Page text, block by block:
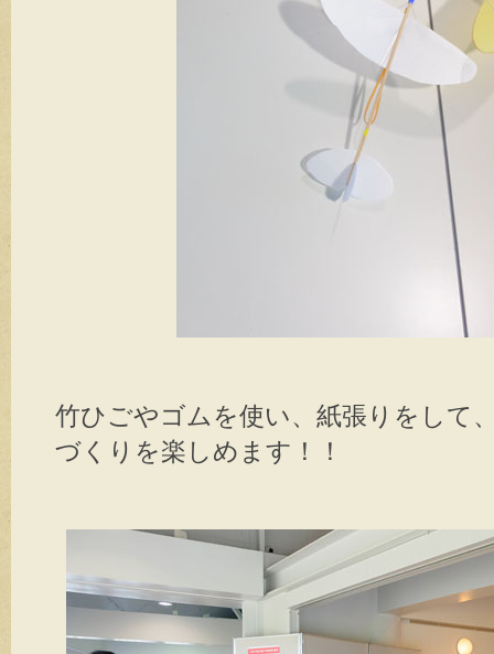
竹ひごやゴムを使い、紙張りをして
づくりを楽しめます！！